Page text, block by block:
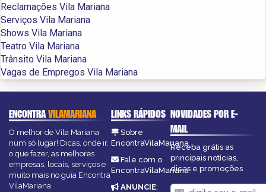
Reclamações Vila Mariana
Serviços Vila Mariana
Shows Vila Mariana
Teatro Vila Mariana
Trânsito Vila Mariana
Vagas de Empregos Vila Mariana
ENCONTRAVILAMARIANA
O melhor de Vila Mariana
num só lugar! Dicas, onde ir,
o que fazer, as melhores
empresas, locais, serviços e
muito mais no guia Encontra
VilaMariana.
LINKS RÁPIDOS
Sobre
EncontraVilaMariana
Fale com o
EncontraVilaMariana
ANUNCIE:
NOVIDADES POR E-
MAIL
Receba grátis as
principais notícias,
dicas e promoções